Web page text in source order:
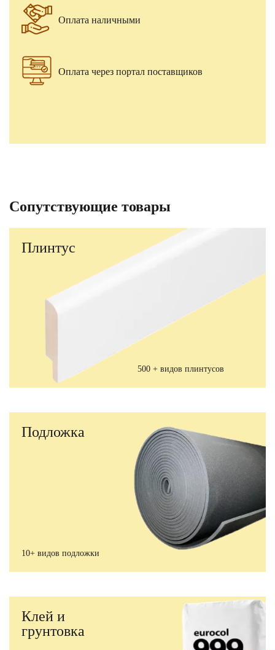
Оплата наличными
Оплата через портал поставщиков
Сопутствующие товары
Плинтус
500 + видов плинтусов
Подложка
10+ видов подложки
Клей и
грунтовка